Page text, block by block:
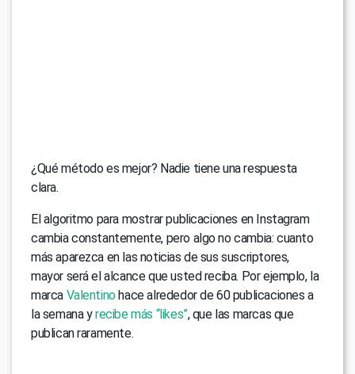
¿Qué método es mejor? Nadie tiene una respuesta
clara.
El algoritmo para mostrar publicaciones en Instagram
cambia constantemente, pero algo no cambia: cuanto
más aparezca en las noticias de sus suscriptores,
mayor será el alcance que usted reciba. Por ejemplo, la
marca Valentinohace alrededor de 60 publicaciones a
la semana yrecibe más “likes”, que las marcas que
publican raramente.